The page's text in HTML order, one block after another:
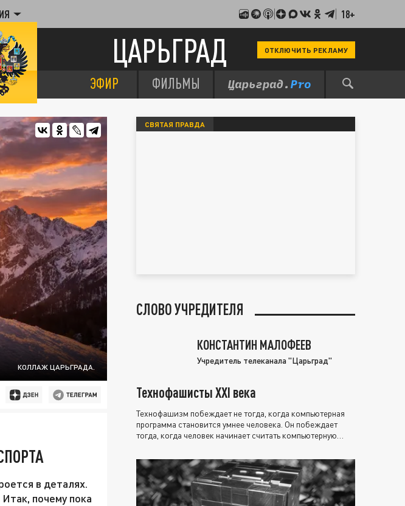
18+
ЦАРЬГРАД ОТКЛЮЧИТЬ РЕКЛАМУ
ЭФИР ФИЛЬМЫ
КОЛЛАЖ ЦАРЬГРАДА.
в деталях.
почему пока
СВЯТАЯ ПРАВДА
СЛОВО УЧРЕДИТЕЛЯ
КОНСТАНТИН МАЛОФЕЕВ
Учредитель телеканала "Царьград"
Технофашисты XXI века
Технофашизм побеждает не тогда, когда компьютерная
программа становится умнее человека. Он побеждает
тогда, когда человек начинает считать компьютерную